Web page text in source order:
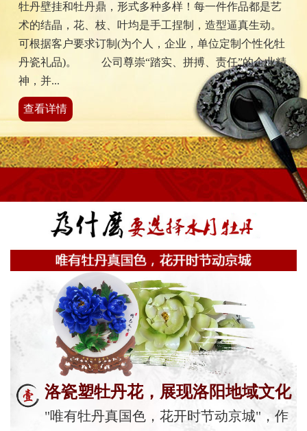
牡丹壁挂和牡丹鼎，形式多种多样！每一件作品都是艺
术的结晶，花、枝、叶均是手工捏制，造型逼真生动。
可根据客户要求订制(为个人，企业，单位定制个性化牡
丹瓷礼品)。 公司尊崇“踏实、拼搏、责任”的企业精
神，并...
查看详情
洛瓷塑牡丹花，展现洛阳地域文化
"唯有牡丹真国色，花开时节动京城"，作